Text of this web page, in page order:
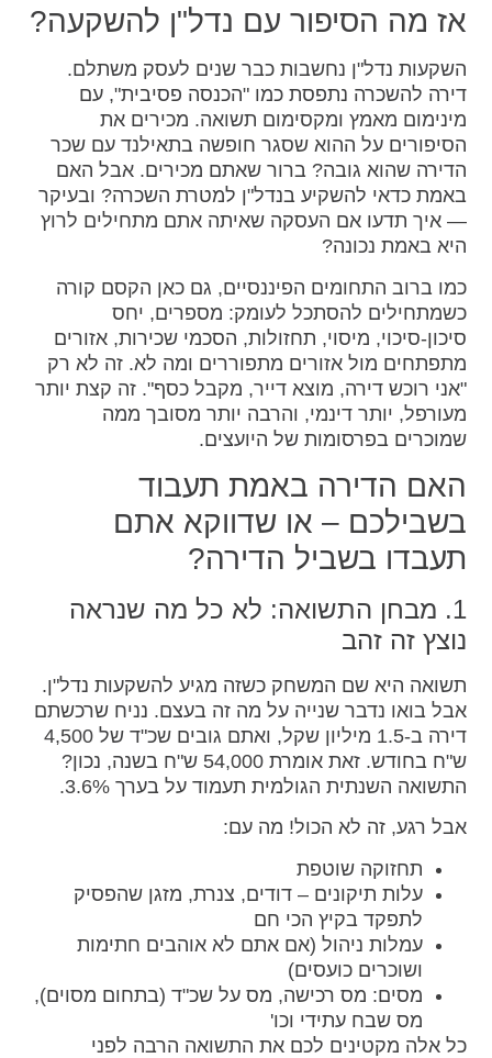
אז מה הסיפור עם נדל"ן להשקעה?
השקעות נדל"ן נחשבות כבר שנים לעסק משתלם.
דירה להשכרה נתפסת כמו "הכנסה פסיבית", עם
מינימום מאמץ ומקסימום תשואה. מכירים את
הסיפורים על ההוא שסגר חופשה בתאילנד עם שכר
הדירה שהוא גובה? ברור שאתם מכירים. אבל האם
באמת כדאי להשקיע בנדל"ן למטרת השכרה? ובעיקר
— איך תדעו אם העסקה שאיתה אתם מתחילים לרוץ
היא באמת נכונה?
כמו ברוב התחומים הפיננסיים, גם כאן הקסם קורה
כשמתחילים להסתכל לעומק: מספרים, יחס
סיכון-סיכוי, מיסוי, תחזולות, הסכמי שכירות, אזורים
מתפתחים מול אזורים מתפוררים ומה לא. זה לא רק
"אני רוכש דירה, מוצא דייר, מקבל כסף". זה קצת יותר
מעורפל, יותר דינמי, והרבה יותר מסובך ממה
שמוכרים בפרסומות של היועצים.
האם הדירה באמת תעבוד
בשבילכם – או שדווקא אתם
תעבדו בשביל הדירה?
1. מבחן התשואה: לא כל מה שנראה
נוצץ זה זהב
תשואה היא שם המשחק כשזה מגיע להשקעות נדל"ן.
אבל בואו נדבר שנייה על מה זה בעצם. נניח שרכשתם
דירה ב-1.5 מיליון שקל, ואתם גובים שכ"ד של 4,500
ש"ח בחודש. זאת אומרת 54,000 ש"ח בשנה, נכון?
התשואה השנתית הגולמית תעמוד על בערך 3.6%.
אבל רגע, זה לא הכול! מה עם:
תחזוקה שוטפת
עלות תיקונים – דודים, צנרת, מזגן שהפסיק
לתפקד בקיץ הכי חם
עמלות ניהול (אם אתם לא אוהבים חתימות
ושוכרים כועסים)
מסים: מס רכישה, מס על שכ"ד (בתחום מסוים),
מס שבח עתידי וכו'
כל אלה מקטינים לכם את התשואה הרבה לפני